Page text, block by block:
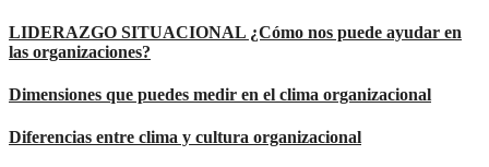
LIDERAZGO SITUACIONAL ¿Cómo nos puede ayudar en
las organizaciones?
Dimensiones que puedes medir en el clima organizacional
Diferencias entre clima y cultura organizacional